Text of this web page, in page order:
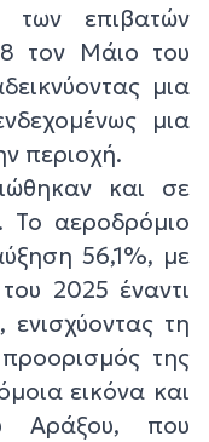
των επιβατών
τον Μάιο του
μια
μια
περιοχή.
και σε
Το αεροδρόμιο
56,1%, με
2025 έναντι
τη
της
εικόνα και
Αράξου, που